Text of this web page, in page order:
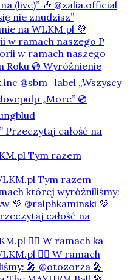
w ramach naszego P
Tym razem
👇🏻 W ramach ka